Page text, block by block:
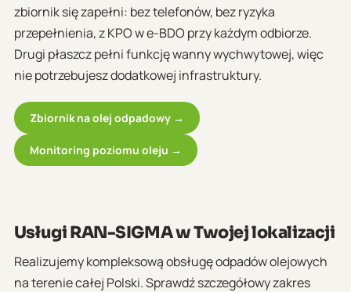
zbiornik się zapełni: bez telefonów, bez ryzyka
przepełnienia, z KPO w e-BDO przy każdym odbiorze.
Drugi płaszcz pełni funkcję wanny wychwytowej, więc
nie potrzebujesz dodatkowej infrastruktury.
Zbiornik na olej odpadowy →
Monitoring poziomu oleju →
Usługi RAN-SIGMA w Twojej lokalizacji
Realizujemy kompleksową obsługę odpadów olejowych
na terenie całej Polski. Sprawdź szczegółowy zakres